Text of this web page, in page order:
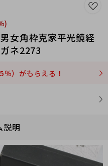
)
女角枠克家平光鏡経
ネ2273
）がもらえる！
説明